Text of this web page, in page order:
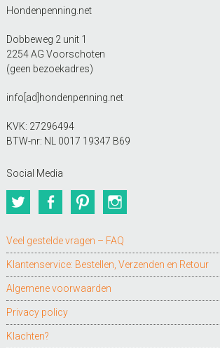
Hondenpenning.net
Dobbeweg 2 unit 1
2254 AG Voorschoten
(geen bezoekadres)
info[ad]hondenpenning.net
KVK: 27296494
BTW-nr: NL 0017 19347 B69
Social Media
TwitterFacebookPinterest
Veel gestelde vragen – FAQ
Klantenservice: Bestellen, Verzenden en Retour
Algemene voorwaarden
Privacy policy
Klachten?